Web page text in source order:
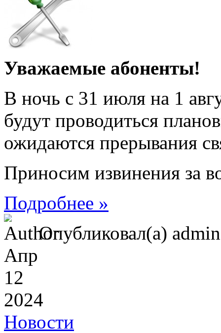
Уважаемые абоненты!
В ночь с 31 июля на 1
будут проводиться
ожидаются прерывания
Приносим извинения за
Подробнее »
Опубликовал(а)
Апр
12
2024
Новости